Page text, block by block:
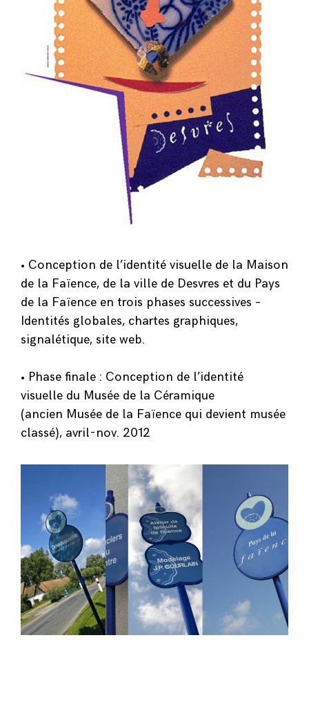
• Conception de l’identité visuelle de la Maison
de la Faïence, de la ville de Desvres et du Pays
de la Faïence en trois phases successives –
Identités globales, chartes graphiques,
signalétique, site web.
• Phase finale : Conception de l’identité
visuelle du Musée de la Céramique
(ancien Musée de la Faïence qui devient musée
classé), avril-nov. 2012